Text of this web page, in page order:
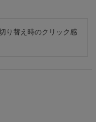
り替え時のクリック感